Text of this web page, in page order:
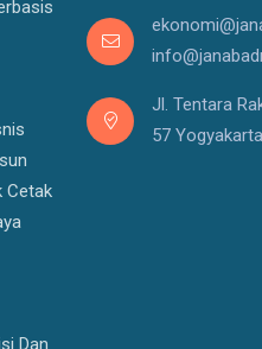
Cetak
Dan
Jl. Tentara
57